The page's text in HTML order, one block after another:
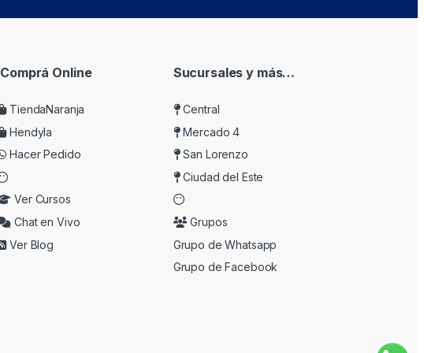
Comprá Online
TiendaNaranja
Hendyla
Hacer Pedido
Ver Cursos
Chat en Vivo
Ver Blog
Sucursales y más…
Central
Mercado 4
San Lorenzo
Ciudad del Este
Grupos
Grupo de Whatsapp
Grupo de Facebook